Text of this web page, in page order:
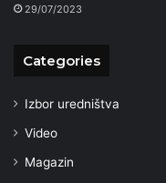
29/07/2023
Categories
Izbor uredništva
Video
Magazin